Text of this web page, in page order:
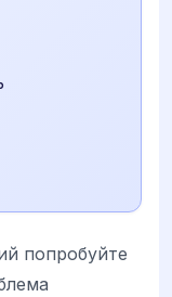
попробуйте